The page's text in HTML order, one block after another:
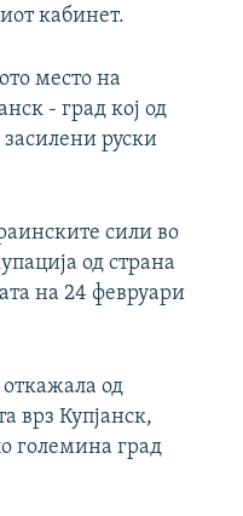
кабинет.
место на
- град кој од
руски
сили во
од страна
на 24 февруари
од
врз Купјанск,
големина град